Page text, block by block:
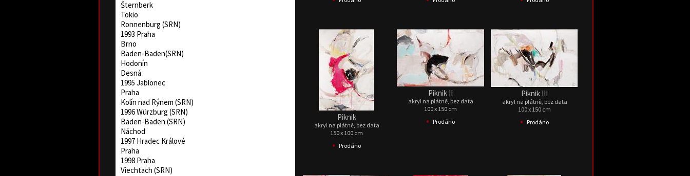
Šternberk
Tokio
Ronnenburg (SRN)
1993 Praha
Brno
Baden-Baden(SRN)
Hodonín
Desná
1995 Jablonec
Praha
Kolín nad Rýnem (SRN)
1996 Würzburg (SRN)
Baden-Baden (SRN)
Náchod
1997 Hradec Králové
Praha
1998 Praha
Viechtach (SRN)
Piknik
akryl na plátně, bez data
150 x 100 cm
• Prodáno
Piknik II
akryl na plátně, bez data
100 x 150 cm
• Prodáno
Piknik III
akryl na plátně, bez data
100 x 150 cm
• Prodáno